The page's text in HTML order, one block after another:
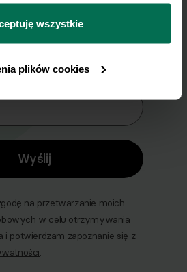
i w jaki sposób
w ramach
wszystkie
plików cookies
Newslettera
Wyślij
na przetwarzanie moich
w celu otrzymywania
i potwierdzam zapoznanie się z
.